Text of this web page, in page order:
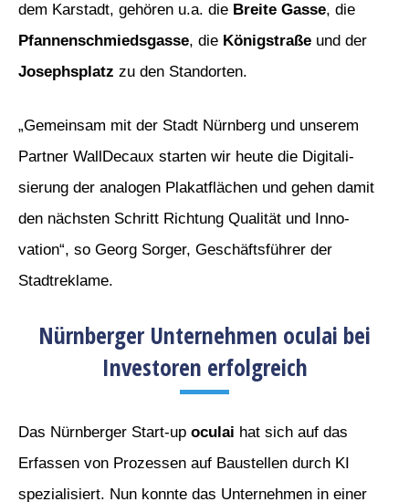
dem Karstadt, gehören u.a. die Breite Gasse, die
Pfannenschmiedsgasse, die Königstraße und der
Josephsplatz zu den Standorten.
„Gemeinsam mit der Stadt Nürnberg und unserem
Partner WallDecaux starten wir heute die Digitali-
sierung der analogen Plakatflächen und gehen damit
den nächsten Schritt Richtung Qualität und Inno-
vation“, so Georg Sorger, Geschäftsführer der
Stadtreklame.
Nürnberger Unternehmen oculai bei
Investoren erfolgreich
Das Nürnberger Start-up oculai hat sich auf das
Erfassen von Prozessen auf Baustellen durch KI
spezialisiert. Nun konnte das Unternehmen in einer